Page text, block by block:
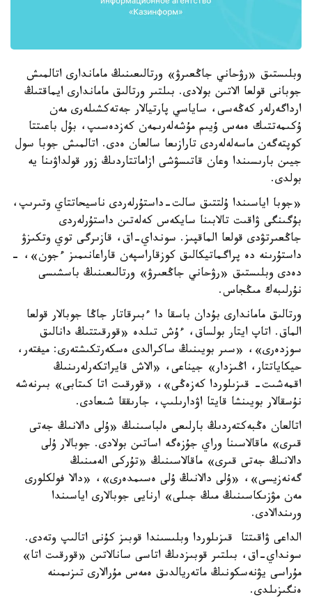
وبلىستىق «رۋحاني جاڭعىرۋ» ورتالىعىنىڭ ماماندارى اتالمىش
جوبانى قولعا الاتىن بولادى. بىلتىر ورتالىق ماماندارى ايماقتىڭ
ارداگەرلەر كەڭەسى، ساياسي پارتيالار جەتەكشىلەرى مەن
ۇكىمەتتىك ەمەس ۇيىم مۇشەلەرىمەن كەزدەسىپ، بۇل باعىتتا
كوپتەگەن ماسەلەلەردى تارازىعا سالعان ەدى. اتالمىش جوبا سول
جيىن بارىسىندا وعان قاتىسۋشى ازاماتتاردىڭ زور قولداۋىنا يە
بولدى.
«جوبا اياسىندا ۇلتتىق سالت-داستۇرلەردى ناسيحاتتاي وتىرىپ،
بۇگىنگى ۋاقىت تالابىنا سايكەس كەلەتىن داستۇرلەردى
جاڭعىرتۋدى قولعا الماقپىز. سونداي-اق، قازىرگى توي وتكىزۋ
داستۇرىنە دە پراگماتيكالىق كوزقاراسپەن قاراعانىمىز ءجون»، -
دەدى وبلىستىق «رۋحاني جاڭعىرۋ» ورتالىعىنىڭ باسشىسى
نۇرلىبەك مىڭجاس.
ورتالىق ماماندارى بۇدان باسقا دا ءبىرقاتار جاڭا جوبالار قولعا
الماق. اتاپ ايتار بولساق، ءۇش تىلدە «قورقىتتىڭ دانالىق
سوزدەرى»، «سىر بويىنىڭ ساكرالدى ەسكەرتكىشتەرى: ميفتەر،
حيكاياتتار، اڭىزدار» جيناعى، «الاش قايراتكەرلەرىنىڭ
اقمەشىت- قىزىلوردا كەزەڭى»، «قورقىت اتا كىتابى» بىرنەشە
نۇسقالار بويىنشا قايتا اۋدارىلىپ، جارىققا شىعادى.
اتالعان ەڭبەكتەردىڭ بارلىعى ەلباسىنىڭ «ۇلى دالانىڭ جەتى
قىرى» ماقالاسىنا وراي جۇزەگە اساتىن بولادى. جوبالار ۇلى
دالانىڭ جەتى قىرى» ماقالاسىنىڭ «تۇركى الەمىنىڭ
گەنەزيسى»، «ۇلى دالانىڭ ۇلى ەسىمدەرى»، «دالا فولكلورى
مەن مۋزىكاسىنىڭ مىڭ جىلى» ارنايى جوبالارى اياسىندا
ورىندالادى.
الداعى ۋاقىتتا قىزىلوردا وبلىسىندا قوبىز كۇنى اتالىپ وتەدى.
سونداي-اق، بىلتىر قوبىزدىڭ اتاسى سانالاتىن «قورقىت اتا»
مۇراسى يۋنەسكونىڭ ماتەريالدىق ەمەس مۇرالارى تىزىمىنە
ەنگىزىلدى.